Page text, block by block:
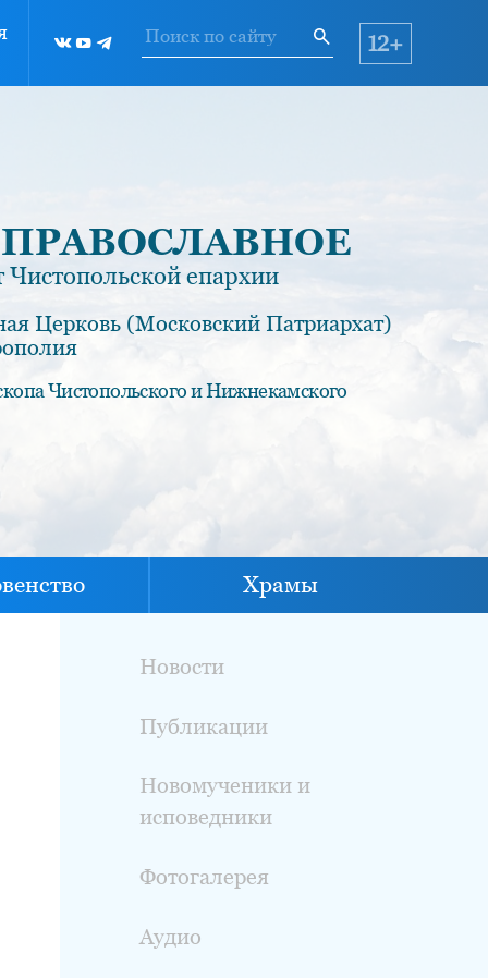
12+
епархии
Церковь (Московский Патриархат)
Чистопольского и Нижнекамского
Храмы
Новости
Публикации
Новомученики и
исповедники
Фотогалерея
Аудио